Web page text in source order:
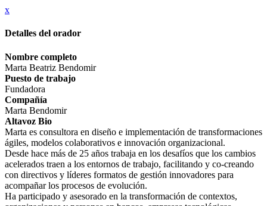
x
Detalles del orador
Nombre completo
Marta Beatriz Bendomir
Puesto de trabajo
Fundadora
Compañía
Marta Bendomir
Altavoz Bio
Marta es consultora en diseño e implementación de transformaciones
ágiles, modelos colaborativos e innovación organizacional.
Desde hace más de 25 años trabaja en los desafíos que los cambios
acelerados traen a los entornos de trabajo, facilitando y co-creando
con directivos y líderes formatos de gestión innovadores para
acompañar los procesos de evolución.
Ha participado y asesorado en la transformación de contextos,